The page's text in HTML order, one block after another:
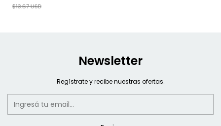
$13.67 USD
Newsletter
Regístrate y recibe nuestras ofertas.